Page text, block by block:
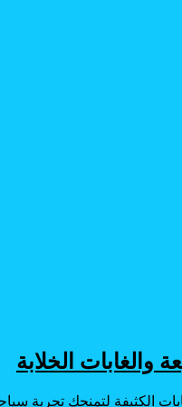
والغابات الخلابة
الكثيفة لتمنحك تجربة